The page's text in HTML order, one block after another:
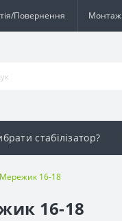
Повернення Монтаж
стабілізатор?
Мережик 16-18
16-18